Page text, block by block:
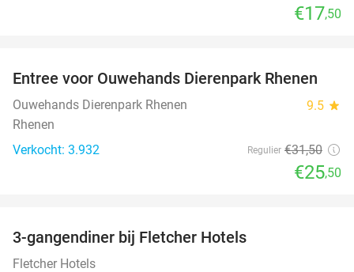
€17,50
19%
Entree voor Ouwehands Dierenpark Rhenen
Ouwehands Dierenpark Rhenen 9.5 star
Rhenen
Verkocht: 3.932
Regulier €31,50
€25,50
3-gangendiner bij Fletcher Hotels
Fletcher Hotels